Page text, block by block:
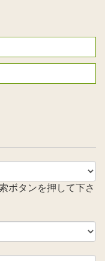
ボタンを押して下さ